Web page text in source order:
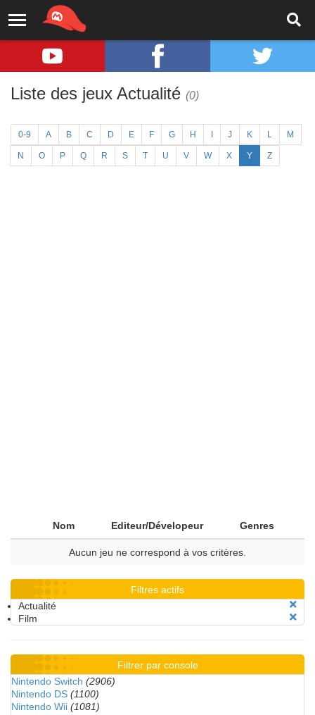
Liste des jeux Actualité (0)
0-9 A B C D E F G H J K L M
N O P Q R S T U V W X Y Z
Nom Editeur/Dévelopeur Genres
Aucun jeu ne correspond à vos critères.
Filtres actifs
Actualité
Film
Filtrer par console
Nintendo Switch (2906)
Nintendo DS (1100)
Nintendo Wii (1081)